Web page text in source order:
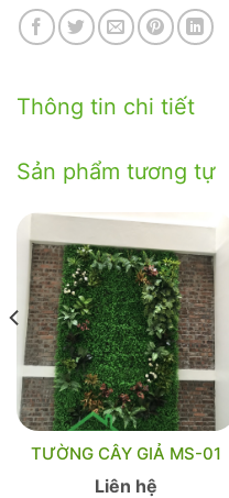
Thông tin chi tiết
Sản phẩm tương tự
TƯỜNG CÂY GIẢ MS-01
Liên hệ